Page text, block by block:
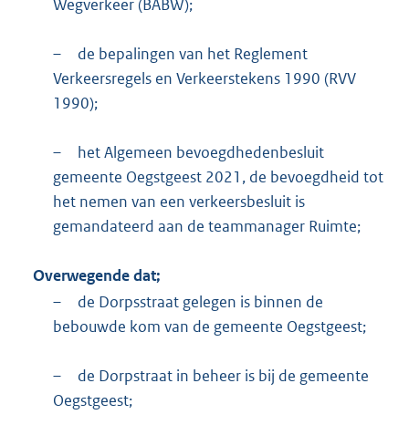
Wegverkeer (BABW);
–
de bepalingen van het Reglement
Verkeersregels en Verkeerstekens 1990 (RVV
1990);
–
het Algemeen bevoegdhedenbesluit
gemeente Oegstgeest 2021, de bevoegdheid tot
het nemen van een verkeersbesluit is
gemandateerd aan de teammanager Ruimte;
Overwegende dat;
–
de Dorpsstraat gelegen is binnen de
bebouwde kom van de gemeente Oegstgeest;
–
de Dorpstraat in beheer is bij de gemeente
Oegstgeest;